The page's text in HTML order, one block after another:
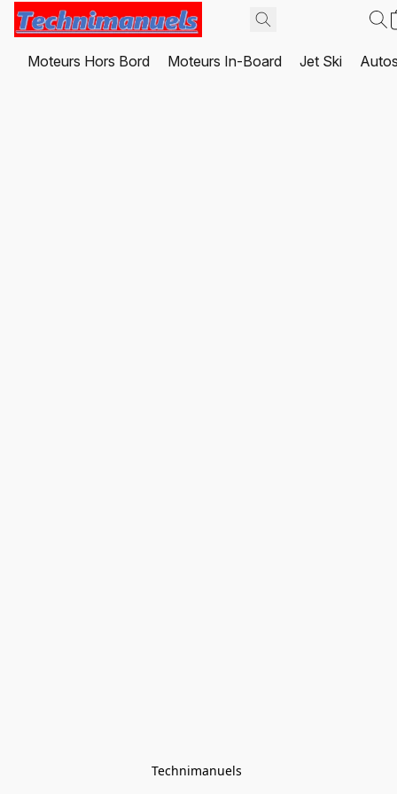
Moteurs Hors Bord Moteurs In-Board Jet Ski
Technimanuels